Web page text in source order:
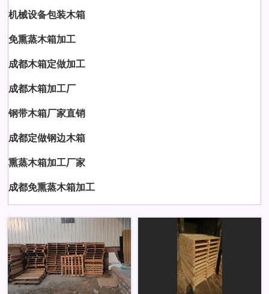
机械设备包装木箱
免熏蒸木箱加工
成都木箱定做加工
成都木箱加工厂
钢带木箱厂家直销
成都定做钢边木箱
熏蒸木箱加工厂家
成都免熏蒸木箱加工